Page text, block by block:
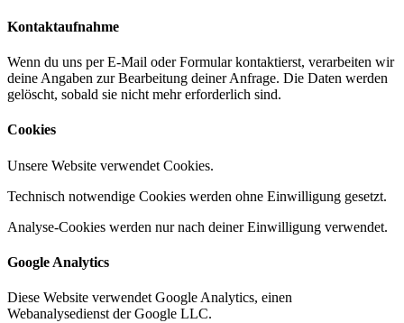
Kontaktaufnahme
Wenn du uns per E-Mail oder Formular kontaktierst, verarbeiten wir
deine Angaben zur Bearbeitung deiner Anfrage. Die Daten werden
gelöscht, sobald sie nicht mehr erforderlich sind.
Cookies
Unsere Website verwendet Cookies.
Technisch notwendige Cookies werden ohne Einwilligung gesetzt.
Analyse-Cookies werden nur nach deiner Einwilligung verwendet.
Google Analytics
Diese Website verwendet Google Analytics, einen
Webanalysedienst der Google LLC.